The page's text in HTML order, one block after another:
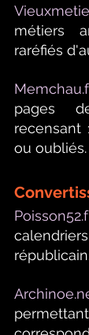
métiers
raréfiés
pages
recensant
ou oubliés.